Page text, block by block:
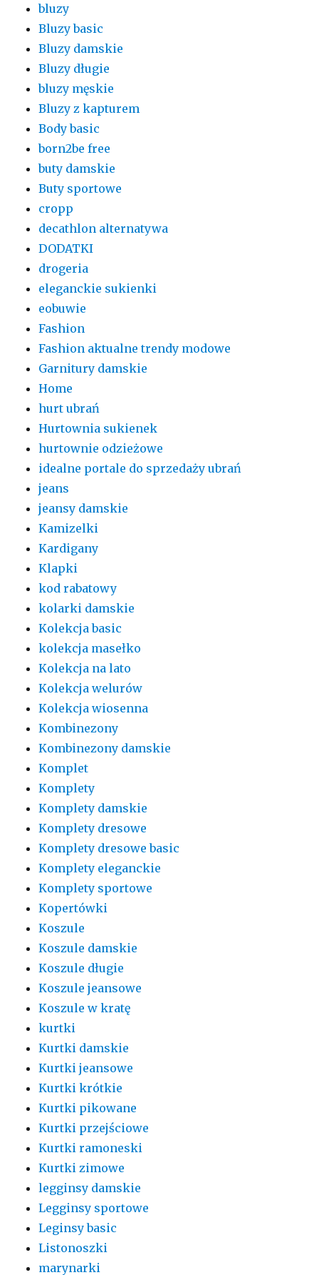
bluzy
Bluzy basic
Bluzy damskie
Bluzy długie
bluzy męskie
Bluzy z kapturem
Body basic
born2be free
buty damskie
Buty sportowe
cropp
decathlon alternatywa
DODATKI
drogeria
eleganckie sukienki
eobuwie
Fashion
Fashion aktualne trendy modowe
Garnitury damskie
Home
hurt ubrań
Hurtownia sukienek
hurtownie odzieżowe
idealne portale do sprzedaży ubrań
jeans
jeansy damskie
Kamizelki
Kardigany
Klapki
kod rabatowy
kolarki damskie
Kolekcja basic
kolekcja masełko
Kolekcja na lato
Kolekcja welurów
Kolekcja wiosenna
Kombinezony
Kombinezony damskie
Komplet
Komplety
Komplety damskie
Komplety dresowe
Komplety dresowe basic
Komplety eleganckie
Komplety sportowe
Kopertówki
Koszule
Koszule damskie
Koszule długie
Koszule jeansowe
Koszule w kratę
kurtki
Kurtki damskie
Kurtki jeansowe
Kurtki krótkie
Kurtki pikowane
Kurtki przejściowe
Kurtki ramoneski
Kurtki zimowe
legginsy damskie
Legginsy sportowe
Leginsy basic
Listonoszki
marynarki